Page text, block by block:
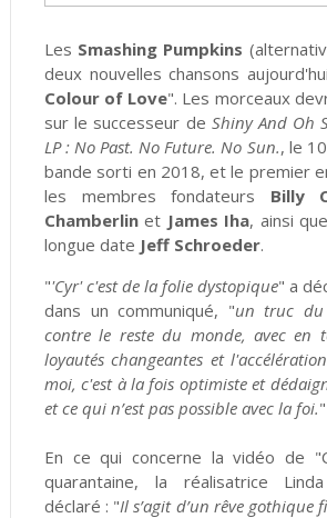
Les Smashing Pumpkins
deux nouvelles chansons
Colour of Love". Les morceaux
sur le successeur de Shiny And Oh
LP : No Past. No Future. No Sun., le
bande sorti en 2018, et le premier
les membres fondateurs Billy
Chamberlinet James Iha, ainsi
longue date Jeff Schroeder.
"'Cyr' c'est de la folie dystopique" a
dans un communiqué, "un truc du
contre le reste du monde, avec en
loyautés changeantes et
moi, c'est à la fois optimiste et
et ce qui n’est pas possible avec la foi."
En ce qui concerne la vidéo de
quarantaine, la réalisatrice
déclaré : "Il s’agit d’un rêve gothique